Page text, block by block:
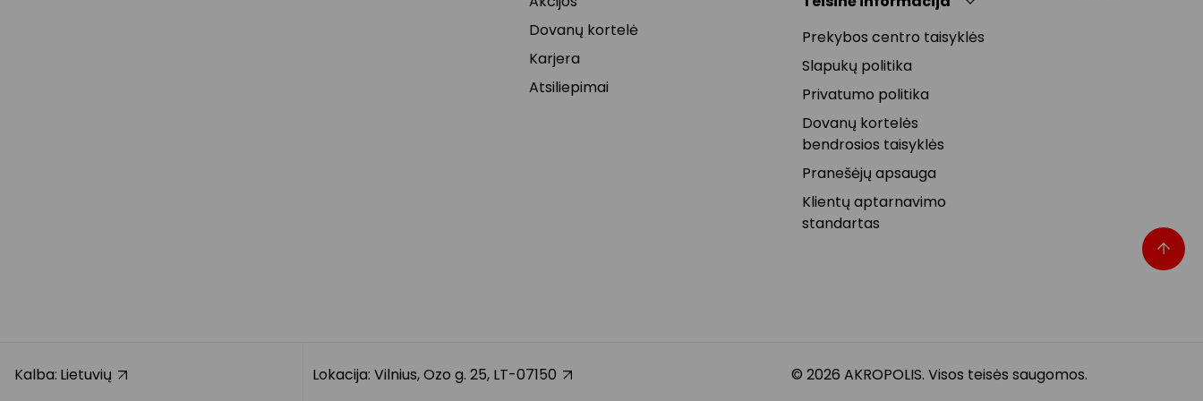
Dovanų kortelė
Karjera
Atsiliepimai
Prekybos centro taisyklės
Slapukų politika
Privatumo politika
Dovanų kortelės
bendrosios taisyklės
Pranešėjų apsauga
Klientų aptarnavimo
standartas
Kalba: Lietuvių Lokacija: Vilnius, Ozo g. 25, LT-07150 © 2026 AKROPOLIS. Visos teisės saugomos.